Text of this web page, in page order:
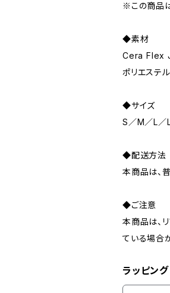
※この商品
◆素材
Cera Flex
ポリエステ
◆サイズ
S／M／L／
◆配送方法
本商品は、
◆ご注意
本商品は、
ている場合
ラッピング